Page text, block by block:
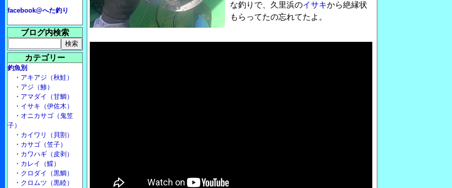
な釣りで、久里浜のイサキから絶縁状
もらってたの忘れてたよ。
facebook@へた釣り
ブログ内検索
カテゴリー
釣魚別
・ アキアジ（秋鮭）
・ アジ（鯵）
・ アマダイ（甘鯛）
・ イサキ（伊佐木）
・ オニカサゴ（鬼笠
子）
・ カイワリ（貝割）
・ カサゴ（笠子）
・ カワハギ（皮剥）
・ カレイ（鰈）
・ クロダイ（黒鯛）
・ クロムツ（黒睦）